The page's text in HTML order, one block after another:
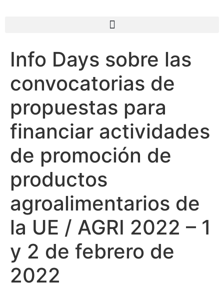
Info Days sobre las
convocatorias de
propuestas para
financiar actividades
de promoción de
productos
agroalimentarios de
la UE / AGRI 2022 – 1
y 2 de febrero de
2022